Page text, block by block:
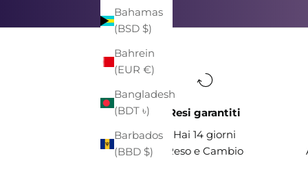
Bahamas
(BSD $)
Bahrein
(EUR €)
Bangladesh
(BDT ৳)
Barbados
(BBD $)
Resi garantiti
Hai 14 giorni
Reso e Cambio